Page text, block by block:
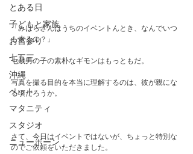
とある日
子どもと家族
お宮参り
七五三
沖縄
ペット
マタニティ
スタジオ
ニューボーン
「みはらさんはうちのイベントんとき、なんでいつ
も来るの？」
七歳男の子の素朴なギモンはもっともだ。
写真を撮る目的を本当に理解するのは、彼が親にな
る頃だろうか。
さて、今日はイベントではないが、ちょっと特別な
のでご依頼をいただきました。